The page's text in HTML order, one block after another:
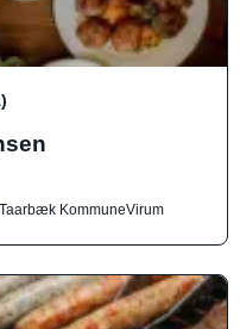
KommuneVirum